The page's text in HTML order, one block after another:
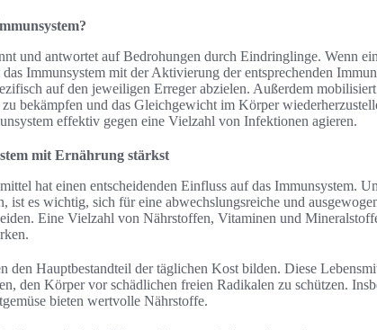
und antwortet auf Bedrohungen durch Eindringlinge. Wenn
Immunsystem mit der Aktivierung der entsprechenden
auf den jeweiligen Erreger abzielen. Außerdem
bekämpfen und das Gleichgewicht im Körper
effektiv gegen eine Vielzahl von Infektionen agieren.
mit Ernährung stärkst
hat einen entscheidenden Einfluss auf das Immunsystem.
ist es wichtig, sich für eine abwechslungsreiche und
Eine Vielzahl von Nährstoffen, Vitaminen und
den Hauptbestandteil der täglichen Kost bilden. Diese
den Körper vor schädlichen freien Radikalen zu schützen.
bieten wertvolle Nährstoffe.